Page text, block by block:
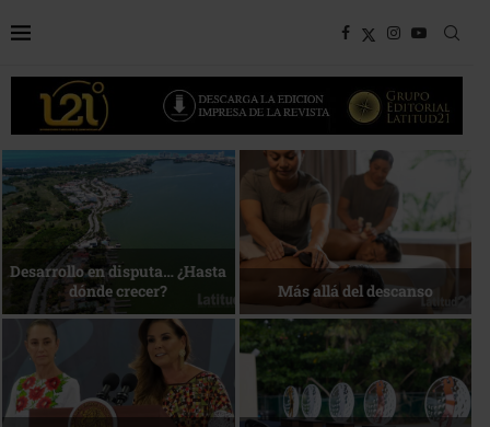
Bottega, un viaje servido a la
mesa
Energía que Impulsa la
competitividad